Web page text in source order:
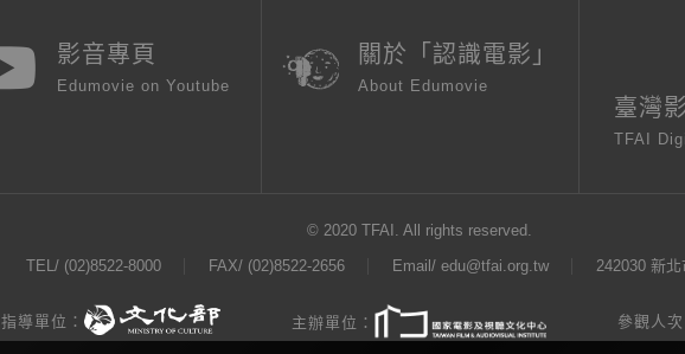
影音專頁
Edumovie on Youtube
關於「認識電影」
About Edumovie
臺灣
TFAI
© 2020 TFAI. All rights reserved.
TEL/ (02)8522-8000 FAX/ (02)8522-2656 Email/ edu@tfai.org.tw 242030 新
指導單位： 主辦單位： 參觀人